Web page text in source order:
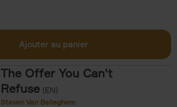
Ajouter au panier
The Offer You Can't
Refuse (EN)
Steven Van Belleghem